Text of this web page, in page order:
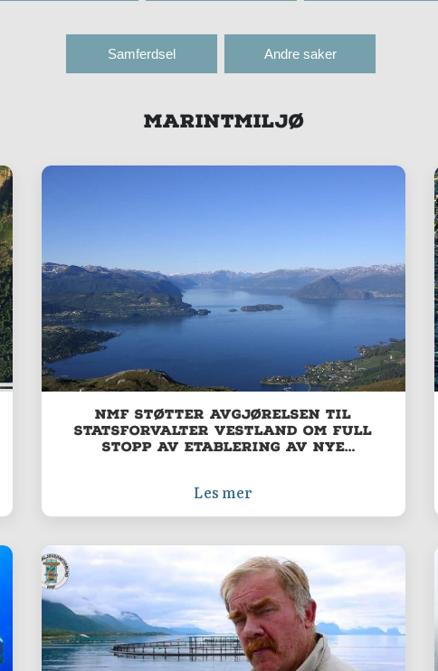
Samferdsel Andre saker
MARINTMILJØ
NMF støtter avgjørelsen til
Statsforvalter Vestland om full
stopp av etablering av nye
Les mer